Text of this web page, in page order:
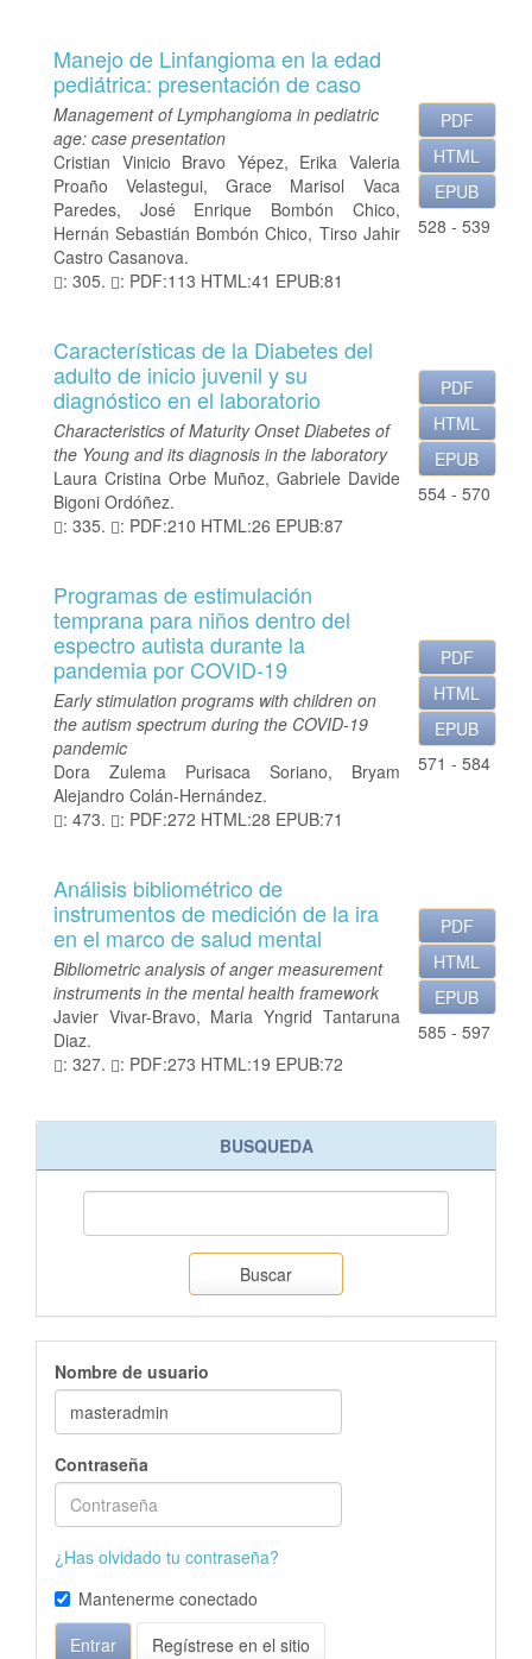
Manejo de Linfangioma en la edad
pediátrica: presentación de caso
Management of Lymphangioma in pediatric
age: case presentation
Cristian Vinicio Bravo Yépez, Erika Valeria
Proaño Velastegui, Grace Marisol Vaca
Paredes, José Enrique Bombón Chico,
Hernán Sebastián Bombón Chico, Tirso Jahir
Castro Casanova.
: 305.
: PDF:113 HTML:41 EPUB:81
PDF
HTML
EPUB
528 - 539
Características de la Diabetes del
adulto de inicio juvenil y su
diagnóstico en el laboratorio
Characteristics of Maturity Onset Diabetes of
the Young and its diagnosis in the laboratory
Laura Cristina Orbe Muñoz, Gabriele Davide
Bigoni Ordóñez.
: 335.
: PDF:210 HTML:26 EPUB:87
PDF
HTML
EPUB
554 - 570
Programas de estimulación
temprana para niños dentro del
espectro autista durante la
pandemia por COVID-19
Early stimulation programs with children on
the autism spectrum during the COVID-19
pandemic
Dora Zulema Purisaca Soriano, Bryam
Alejandro Colán-Hernández.
: 473.
: PDF:272 HTML:28 EPUB:71
PDF
HTML
EPUB
571 - 584
Análisis bibliométrico de
instrumentos de medición de la ira
en el marco de salud mental
Bibliometric analysis of anger measurement
instruments in the mental health framework
Javier Vivar-Bravo, Maria Yngrid Tantaruna
Diaz.
: 327.
: PDF:273 HTML:19 EPUB:72
PDF
HTML
EPUB
585 - 597
BUSQUEDA
Buscar
Nombre de usuario
Contraseña
¿Has olvidado tu contraseña?
Mantenerme conectado
Entrar
Regístrese en el sitio